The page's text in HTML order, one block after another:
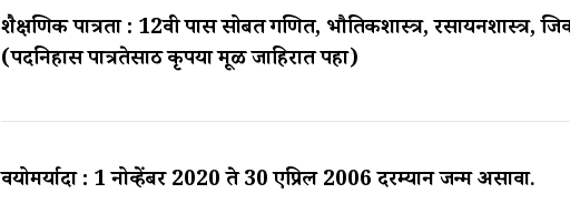
शैक्षणिक पात्रता : 12वी पास सोबत गणित, भौतिकशास्त्र, रसायनशास्त्र,
(पदनिहास पात्रतेसाठी कृपया मूळ जाहिरात पहा)
वयोमर्यादा : 1 नोव्हेंबर 2020 ते 30 एप्रिल 2006 दरम्यान जन्म असावा.